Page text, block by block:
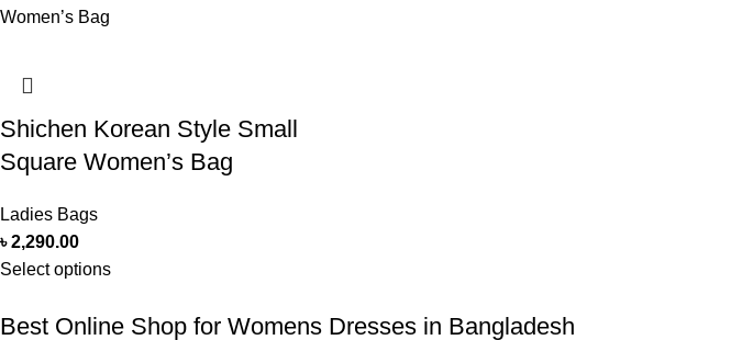
Shichen Korean Style Small
Square Women’s Bag
Ladies Bags
৳2,290.00
Select options
Best Online Shop for Womens Dresses in Bangladesh